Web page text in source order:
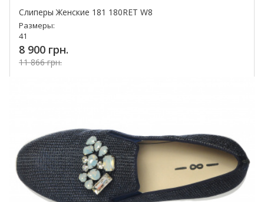
Слиперы Женские 181 180RET W8
Размеры:
41
8 900 грн.
11 866 грн.